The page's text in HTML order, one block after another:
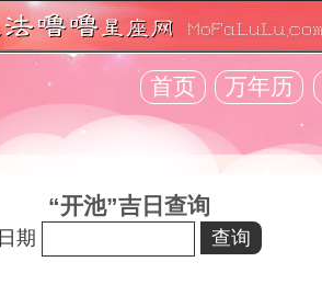
首页 万年历
“开池”吉日查询
日期